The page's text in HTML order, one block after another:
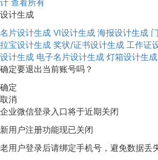
计 查看所有
设计生成
名片设计生成 VI设计生成 海报设计生成
拉宝设计生成 奖状/证书设计生成 工作证
设计生成 电子名片设计生成 灯箱设计生成
确定要退出当前账号吗？
确定
取消
企业微信登录入口将于近期关闭
新用户注册功能现已关闭
老用户登录后请绑定手机号，避免数据丢